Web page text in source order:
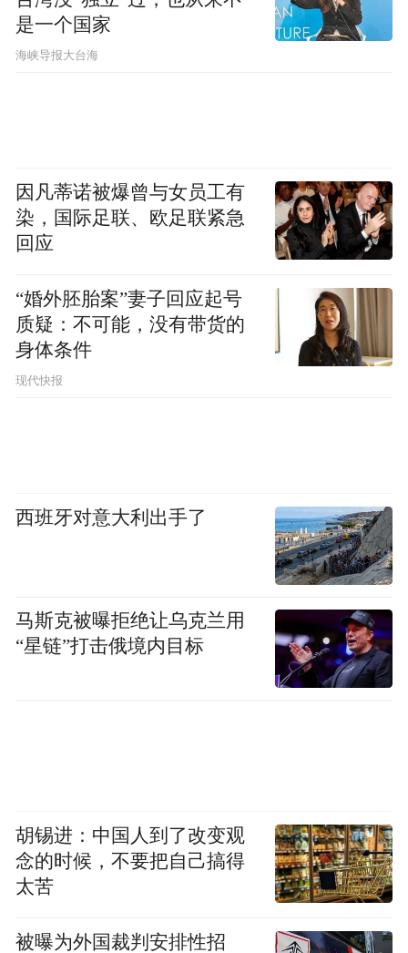
仍持续热卖，部分商品已销售一空，面对市
场热情，卡游相关负责人表示，“工厂已经在
全面生产，确保卡牌产品及时供货，接下来
“特别声明：以上作品内容(包括在内的视频、图片或音
频)为凤凰网旗下自媒体平台“大风号”用户上传并发
是一个国家
​海峡导报大台海
因凡蒂诺被爆曾与女员工有
染，国际足联、欧足联紧急
回应
“婚外胚胎案”妻子回应起号
质疑：不可能，没有带货的
身体条件
现代快报
西班牙对意大利出手了
马斯克被曝拒绝让乌克兰用
“星链”打击俄境内目标
胡锡进：中国人到了改变观
念的时候，不要把自己搞得
太苦
被曝为外国裁判安排性招